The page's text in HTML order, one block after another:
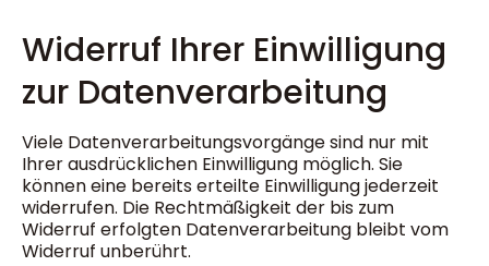
Widerruf Ihrer Einwilligung
zur Datenverarbeitung
Viele Datenverarbeitungsvorgänge sind nur mit
Ihrer ausdrücklichen Einwilligung möglich. Sie
können eine bereits erteilte Einwilligung jederzeit
widerrufen. Die Rechtmäßigkeit der bis zum
Widerruf erfolgten Datenverarbeitung bleibt vom
Widerruf unberührt.